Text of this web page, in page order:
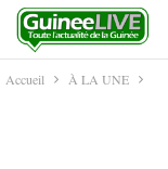
Accueil À LA UNE